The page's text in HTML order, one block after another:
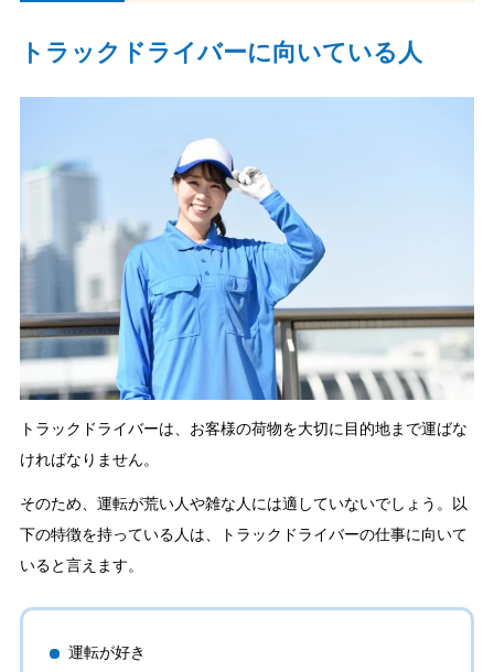
トラックドライバーに向いている人
トラックドライバーは、お客様の荷物を大切に目的地まで運ばな
ければなりません。
そのため、運転が荒い人や雑な人には適していないでしょう。以
下の特徴を持っている人は、トラックドライバーの仕事に向いて
いると言えます。
運転が好き